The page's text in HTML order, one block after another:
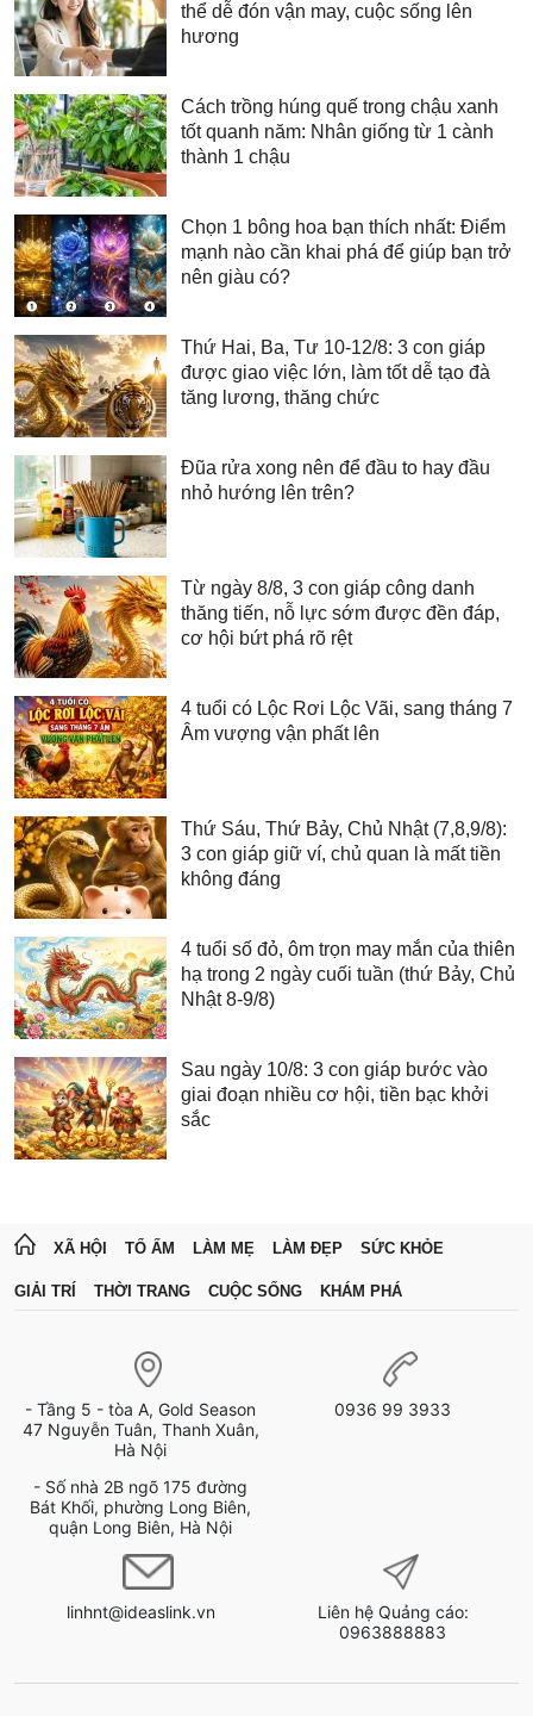
thể dễ đón vận may, cuộc sống lên
hương
Cách trồng húng quế trong chậu xanh
tốt quanh năm: Nhân giống từ 1 cành
thành 1 chậu
Chọn 1 bông hoa bạn thích nhất: Điểm
mạnh nào cần khai phá để giúp bạn trở
nên giàu có?
Thứ Hai, Ba, Tư 10-12/8: 3 con giáp
được giao việc lớn, làm tốt dễ tạo đà
tăng lương, thăng chức
Đũa rửa xong nên để đầu to hay đầu
nhỏ hướng lên trên?
Từ ngày 8/8, 3 con giáp công danh
thăng tiến, nỗ lực sớm được đền đáp,
cơ hội bứt phá rõ rệt
4 tuổi có Lộc Rơi Lộc Vãi, sang tháng 7
Âm vượng vận phất lên
Thứ Sáu, Thứ Bảy, Chủ Nhật (7,8,9/8):
3 con giáp giữ ví, chủ quan là mất tiền
không đáng
4 tuổi số đỏ, ôm trọn may mắn của thiên
hạ trong 2 ngày cuối tuần (thứ Bảy, Chủ
Nhật 8-9/8)
Sau ngày 10/8: 3 con giáp bước vào
giai đoạn nhiều cơ hội, tiền bạc khởi
sắc
XÃ HỘI TỔ ẤM LÀM MẸ LÀM ĐẸP SỨC KHỎE
GIẢI TRÍ THỜI TRANG CUỘC SỐNG KHÁM PHÁ
- Tầng 5 - tòa A, Gold Season
47 Nguyễn Tuân, Thanh Xuân,
Hà Nội
- Số nhà 2B ngõ 175 đường
Bát Khối, phường Long Biên,
quận Long Biên, Hà Nội
0936 99 3933
linhnt@ideaslink.vn
Liên hệ Quảng cáo:
0963888883